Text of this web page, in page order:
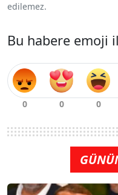
edilemez.
Bu habere emoji